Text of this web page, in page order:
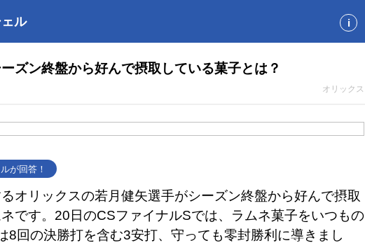
ル i
ズン終盤から好んで摂取している菓子とは？
オリックス
が回答！
オリックスの若月健矢選手がシーズン終盤から好んで摂取
です。20日のCSファイナルSでは、ラムネ菓子をいつもの
8回の決勝打を含む3安打、守っても零封勝利に導きまし